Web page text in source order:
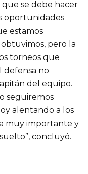
se debe hacer
oportunidades
estamos
pero la
torneos que
defensa no
del equipo.
seguiremos
alentando a los
muy importante y
concluyó.